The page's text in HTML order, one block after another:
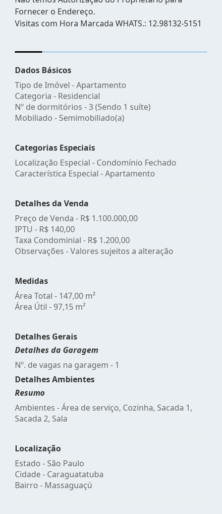
Fornecer o Endereço.
Visitas com Hora Marcada WHATS.: 12.98132-5151
Dados Básicos
Tipo de Imóvel - Apartamento
Categoria - Residencial
Nº de dormitórios - 3 (Sendo 1 suíte)
Mobiliado - Semimobiliado(a)
Categorias Especiais
Localização Especial - Condomínio Fechado
Característica Especial - Apartamento
Detalhes da Venda
Preço de Venda - R$ 1.100.000,00
IPTU - R$ 140,00
Taxa Condominial - R$ 1.200,00
Observações - Valores sujeitos a alteração
Medidas
Área Total - 147,00 m²
Área Útil - 97,15 m²
Detalhes Gerais
Detalhes da Garagem
Nº. de vagas na garagem - 1
Detalhes Ambientes
Resumo
Ambientes - Área de serviço, Cozinha, Sacada 1,
Sacada 2, Sala
Localização
Estado - São Paulo
Cidade - Caraguatatuba
Bairro - Massaguaçú